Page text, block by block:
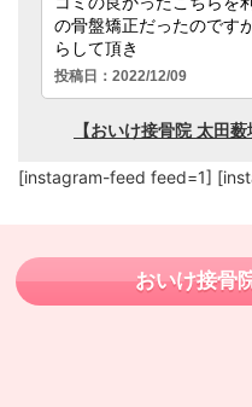
[instagram-feed feed=1]
おいけ接骨